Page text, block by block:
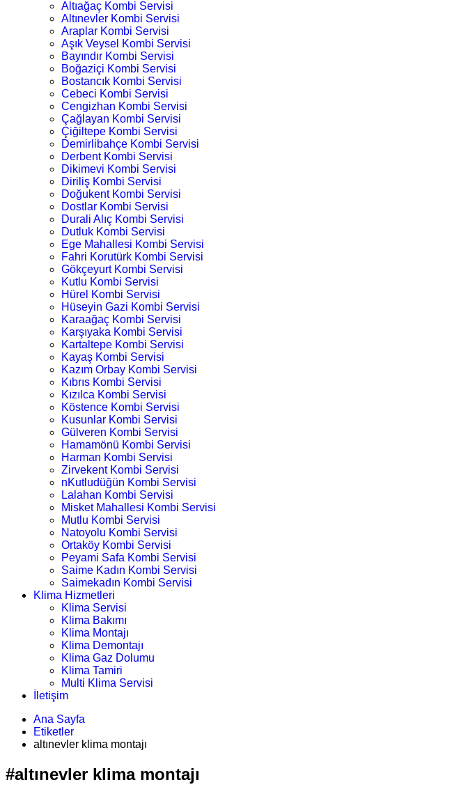
Altıağaç Kombi Servisi
Altınevler Kombi Servisi
Araplar Kombi Servisi
Aşık Veysel Kombi Servisi
Bayındır Kombi Servisi
Boğaziçi Kombi Servisi
Bostancık Kombi Servisi
Cebeci Kombi Servisi
Cengizhan Kombi Servisi
Çağlayan Kombi Servisi
Çiğiltepe Kombi Servisi
Demirlibahçe Kombi Servisi
Derbent Kombi Servisi
Dikimevi Kombi Servisi
Diriliş Kombi Servisi
Doğukent Kombi Servisi
Dostlar Kombi Servisi
Durali Alıç Kombi Servisi
Dutluk Kombi Servisi
Ege Mahallesi Kombi Servisi
Fahri Korutürk Kombi Servisi
Gökçeyurt Kombi Servisi
Kutlu Kombi Servisi
Hürel Kombi Servisi
Hüseyin Gazi Kombi Servisi
Karaağaç Kombi Servisi
Karşıyaka Kombi Servisi
Kartaltepe Kombi Servisi
Kayaş Kombi Servisi
Kazım Orbay Kombi Servisi
Kıbrıs Kombi Servisi
Kızılca Kombi Servisi
Köstence Kombi Servisi
Kusunlar Kombi Servisi
Gülveren Kombi Servisi
Hamamönü Kombi Servisi
Harman Kombi Servisi
Zirvekent Kombi Servisi
nKutludüğün Kombi Servisi
Lalahan Kombi Servisi
Misket Mahallesi Kombi Servisi
Mutlu Kombi Servisi
Natoyolu Kombi Servisi
Ortaköy Kombi Servisi
Peyami Safa Kombi Servisi
Saime Kadın Kombi Servisi
Saimekadın Kombi Servisi
Klima Hizmetleri
Klima Servisi
Klima Bakımı
Klima Montajı
Klima Demontajı
Klima Gaz Dolumu
Klima Tamiri
Multi Klima Servisi
İletişim
Ana Sayfa
Etiketler
altınevler klima montajı
#altınevler klima montajı